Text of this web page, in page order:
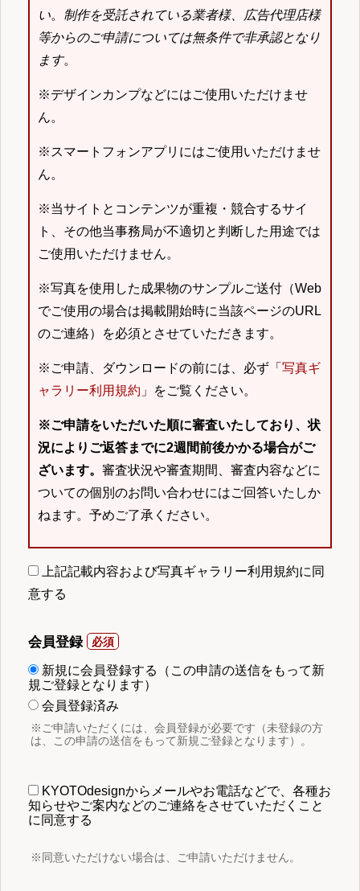
い。 制作を受託されている業者様、広告代理店様
等からのご申請については無条件で非承認となり
ます。
※デザインカンプなどにはご使用いただけませ
ん。
※スマートフォンアプリにはご使用いただけませ
ん。
※当サイトとコンテンツが重複・競合するサイ
ト、その他当事務局が不適切と判断した用途では
ご使用いただけません。
※写真を使用した成果物のサンプルご送付（Web
でご使用の場合は掲載開始時に当該ページのURL
のご連絡）を必須とさせていただきます。
※ご申請、ダウンロードの前には、必ず「 写真ギ
ャラリー利用規約 」をご覧ください。
※ご申請をいただいた順に審査いたしており、状
況によりご返答までに2週間前後かかる場合がご
ざいます。 審査状況や審査期間、審査内容などに
ついての個別のお問い合わせにはご回答いたしか
ねます。予めご了承ください。
上記記載内容および写真ギャラリー利用規約に同
意する
会員登録
新規に会員登録する（この申請の送信をもって新
規ご登録となります）
会員登録済み
※ご申請いただくには、会員登録が必要です（未登録の方
は、この申請の送信をもって新規ご登録となります）。
KYOTOdesignからメールやお電話などで、各種お
知らせやご案内などのご連絡をさせていただくこと
に同意する
※同意いただけない場合は、ご申請いただけません。